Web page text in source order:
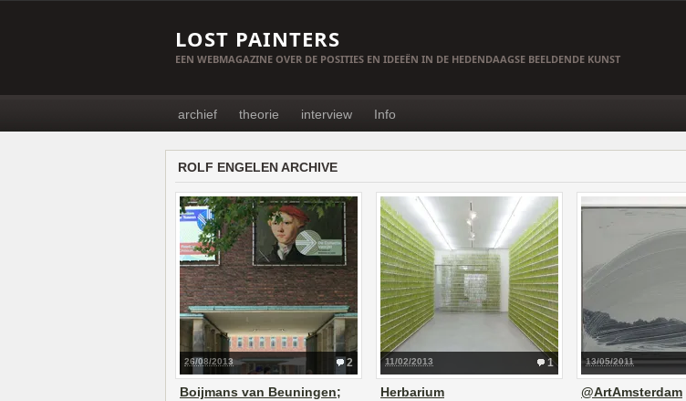
LOST PAINTERS
EEN WEBMAGAZINE OVER DE POSITIES EN IDEEËN IN DE HEDENDAAGSE BEELDENDE KUNST
archief theorie interview Info
ROLF ENGELEN ARCHIVE
2
26/08/2013
Boijmans van Beuningen;
1
11/02/2013
Herbarium
13/05/2011
@ArtAmsterdam